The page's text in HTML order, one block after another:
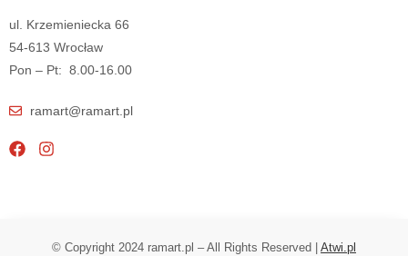
ul. Krzemieniecka 66
54-613 Wrocław
Pon – Pt: 8.00-16.00
ramart@ramart.pl
© Copyright 2024 ramart.pl – All Rights Reserved | Atwi.pl